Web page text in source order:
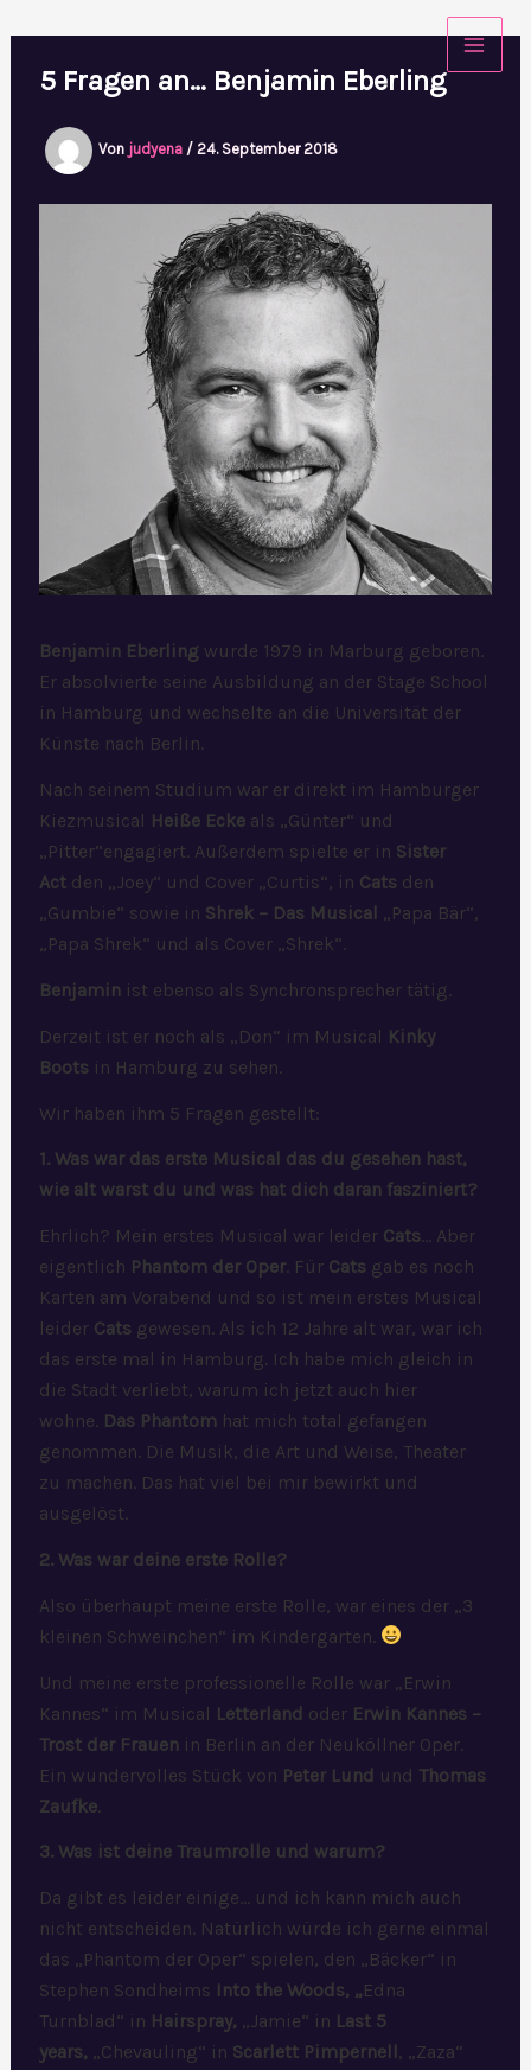
springen5 Fragen an… Benjamin Eberling
Von judyena /24. September 2018
Benjamin Eberling wurde 1979 in Marburg geboren.
Er absolvierte seine Ausbildung an der Stage School
in Hamburg und wechselte an die Universität der
Künste nach Berlin.
Nach seinem Studium war er direkt im Hamburger
Kiezmusical Heiße Ecke als „Günter“ und
„Pitter“engagiert. Außerdem spielte er in Sister
Act den „Joey“ und Cover „Curtis“, in Cats den
„Gumbie“ sowie in Shrek – Das Musical „Papa Bär“,
„Papa Shrek“ und als Cover „Shrek“.
Benjamin ist ebenso als Synchronsprecher tätig.
Derzeit ist er noch als „Don“ im Musical Kinky
Boots in Hamburg zu sehen.
Wir haben ihm 5 Fragen gestellt:
1. Was war das erste Musical das du gesehen hast,
wie alt warst du und was hat dich daran fasziniert?
Ehrlich? Mein erstes Musical war leider Cats… Aber
eigentlich Phantom der Oper. Für Cats gab es noch
Karten am Vorabend und so ist mein erstes Musical
leider Cats gewesen. Als ich 12 Jahre alt war, war ich
das erste mal in Hamburg. Ich habe mich gleich in
die Stadt verliebt, warum ich jetzt auch hier
wohne. Das Phantom hat mich total gefangen
genommen. Die Musik, die Art und Weise, Theater
zu machen. Das hat viel bei mir bewirkt und
ausgelöst.
2. Was war deine erste Rolle?
Also überhaupt meine erste Rolle, war eines der „3
kleinen Schweinchen“ im Kindergarten.
Und meine erste professionelle Rolle war „Erwin
Kannes“ im Musical Letterland oder Erwin Kannes –
Trost der Frauen in Berlin an der Neuköllner Oper.
Ein wundervolles Stück von Peter Lund und Thomas
Zaufke
3. Was ist deine Traumrolle und warum?
Da gibt es leider einige… und ich kann mich auch
nicht entscheiden. Natürlich würde ich gerne einmal
das „Phantom der Oper“ spielen, den „Bäcker“ in
Stephen Sondheims Into the Woods, „Edna
Turnblad“ in Hairspray, „Jamie“ in Last 5
years, „Chevauling“ in Scarlett Pimpernell , „Zaza“